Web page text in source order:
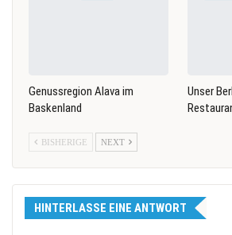
Genussregion Alava im
Baskenland
Unser
BISHERIGE NEXT
HINTERLASSE EINE ANTWORT